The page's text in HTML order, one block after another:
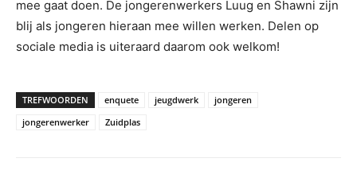
mee gaat doen. De jongerenwerkers Luug en Shawni zijn
blij als jongeren hieraan mee willen werken. Delen op
sociale media is uiteraard daarom ook welkom!
TREFWOORDEN enquete jeugdwerk
jongeren
jongerenwerker
Zuidplas